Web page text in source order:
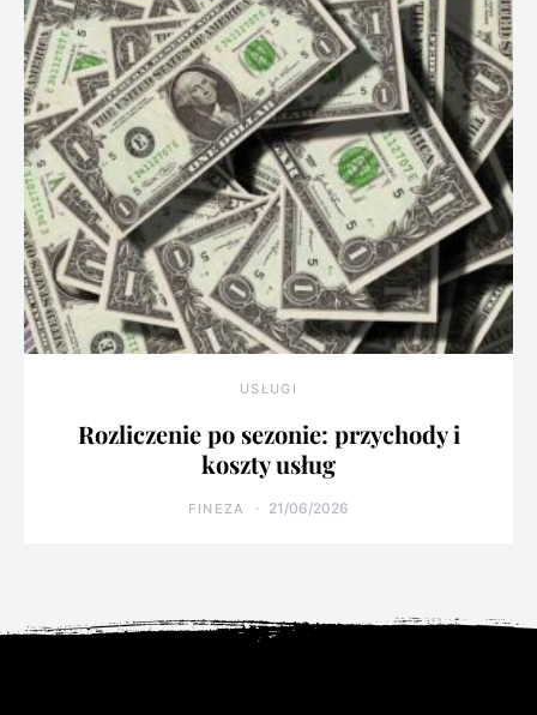
USŁUGI
Rozliczenie po sezonie: przychody i
koszty usług
FINEZA 21/06/2026